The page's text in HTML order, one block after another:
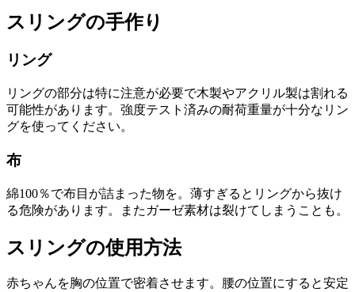
スリングの手作り
リング
リングの部分は特に注意が必要で木製やアクリル製は割れる
可能性があります。強度テスト済みの耐荷重量が十分なリン
グを使ってください。
布
綿100％で布目が詰まった物を。薄すぎるとリングから抜け
る危険があります。またガーゼ素材は裂けてしまうことも。
スリングの使用方法
赤ちゃんを胸の位置で密着させます。腰の位置にすると安定